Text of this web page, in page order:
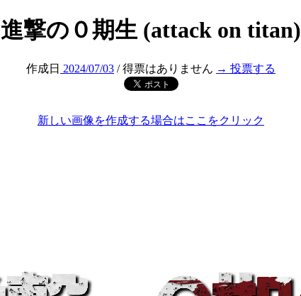
進撃の０期生 (attack on titan)
作成日 2024/07/03 / 得票はありません → 投票する
新しい画像を作成する場合はここをクリック